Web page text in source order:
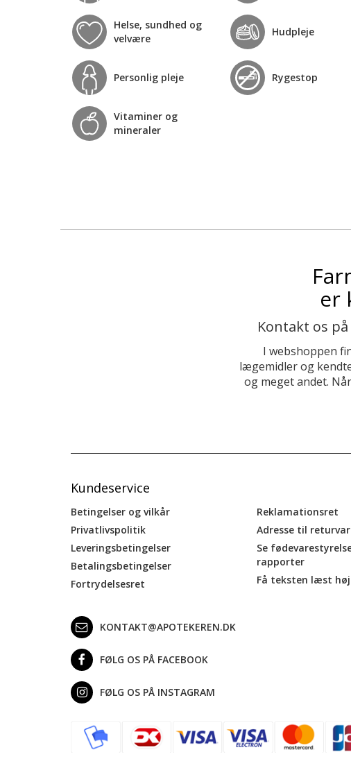
Helse, sundhed og
velvære
Hudpleje
Personlig pleje Rygestop
Vitaminer og
mineraler
er
Kontakt os på
I webshoppen
lægemidler og
og meget andet.
Kundeservice
Betingelser og vilkår
Privatlivspolitik
Leveringsbetingelser
Betalingsbetingelser
Fortrydelsesret
Reklamationsret
Adresse til
Se
rapporter
Få teksten læst
KONTAKT@APOTEKEREN.DK
FØLG OS PÅ FACEBOOK
FØLG OS PÅ INSTAGRAM